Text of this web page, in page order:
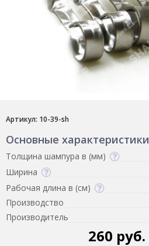
Артикул: 10-39-sh
Основные характеристики
Толщина шампура в (мм)
Ширина
Рабочая длина в (см)
Производство
Производитель
260 руб.